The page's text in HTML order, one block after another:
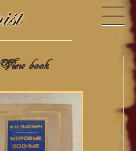
View book